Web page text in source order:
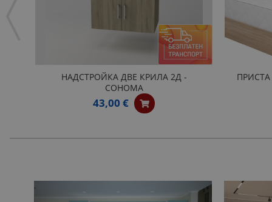
НАДСТРОЙКА ДВЕ КРИЛА 2Д -
СОНОМА
43,00 €